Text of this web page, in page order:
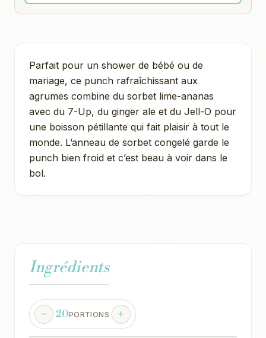
Parfait pour un shower de bébé ou de
mariage, ce punch rafraîchissant aux
agrumes combine du sorbet lime-ananas
avec du 7-Up, du ginger ale et du Jell-O pour
une boisson pétillante qui fait plaisir à tout le
monde. L’anneau de sorbet congelé garde le
punch bien froid et c’est beau à voir dans le
bol.
Ingrédients
20PORTIONS